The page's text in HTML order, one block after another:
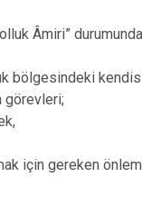
Âmiri”
görevleri;
için gereken